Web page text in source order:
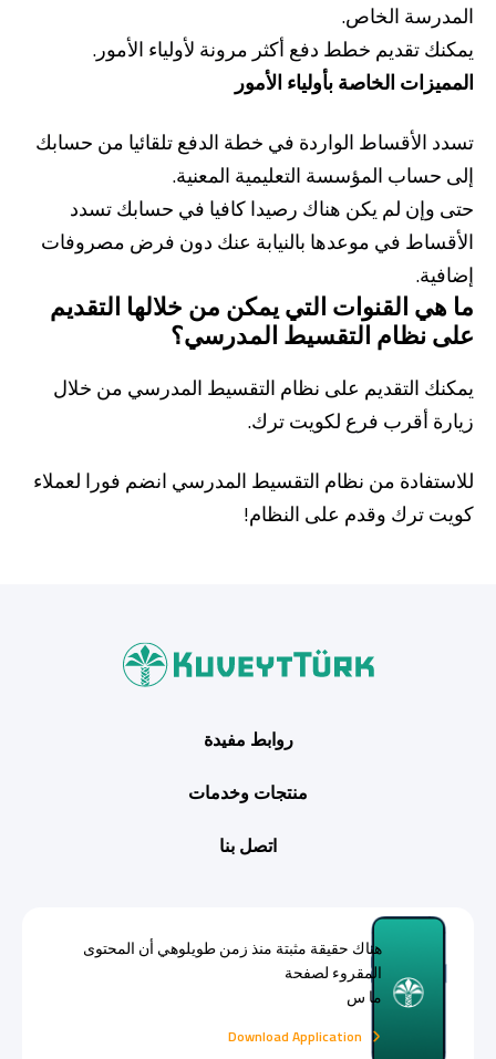
المدرسة الخاص.
يمكنك تقديم خطط دفع أكثر مرونة لأولياء الأمور.
المميزات الخاصة بأولياء الأمور
تسدد الأقساط الواردة في خطة الدفع تلقائيا من حسابك
إلى حساب المؤسسة التعليمية المعنية.
حتى وإن لم يكن هناك رصيدا كافيا في حسابك تسدد
الأقساط في موعدها بالنيابة عنك دون فرض مصروفات
إضافية.
ما هي القنوات التي يمكن من خلالها التقديم
على نظام التقسيط المدرسي؟
يمكنك التقديم على نظام التقسيط المدرسي من خلال
زيارة أقرب فرع لكويت ترك.
للاستفادة من نظام التقسيط المدرسي انضم فورا لعملاء
كويت ترك وقدم على النظام!
روابط مفيدة
منتجات وخدمات
اتصل بنا
هناك حقيقة مثبتة منذ زمن طويلوهي أن المحتوى
المقروء لصفحة
ما س
Download Application